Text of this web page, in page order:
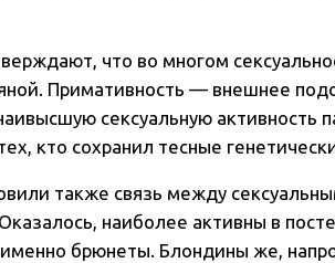
что во многом
Примативность — внешнее
сексуальную активность
кто сохранил тесные
также связь между
наиболее активны в
брюнеты. Блондины же,